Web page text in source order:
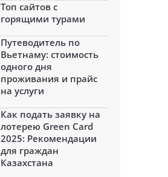
Топ сайтов с
горящими турами
Путеводитель по
Вьетнаму: стоимость
одного дня
проживания и прайс
на услуги
Как подать заявку на
лотерею Green Card
2025: Рекомендации
для граждан
Казахстана